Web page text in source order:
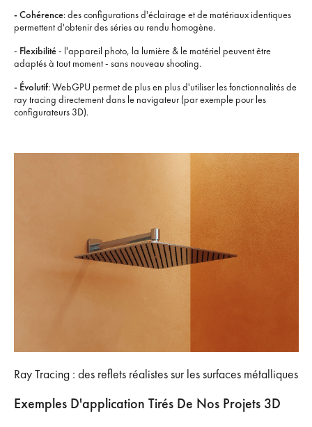
- Cohérence: des configurations d'éclairage et de matériaux identiques
permettent d'obtenir des séries au rendu homogène.
- Flexibilité- l'appareil photo, la lumière & le matériel peuvent être
adaptés à tout moment - sans nouveau shooting.
- Évolutif: WebGPU permet de plus en plus d'utiliser les fonctionnalités de
ray tracing directement dans le navigateur (par exemple pour les
configurateurs 3D).
Ray Tracing : des reflets réalistes sur les surfaces métalliques
Exemples D'application Tirés De Nos Projets 3D